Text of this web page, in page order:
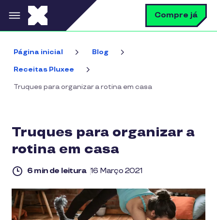
Pular para o conteúdo principal Compre já
Página inicial Blog
Receitas Pluxee
Truques para organizar a rotina em casa
Truques para organizar a
rotina em casa
6 min de leitura 16 Março 2021